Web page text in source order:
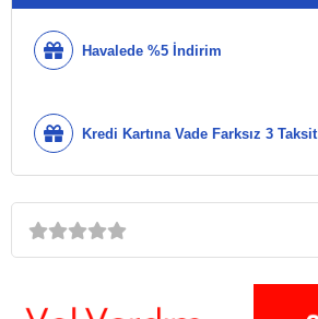
Havalede %5 İndirim
Kredi Kartına Vade Farksız 3 Taksit